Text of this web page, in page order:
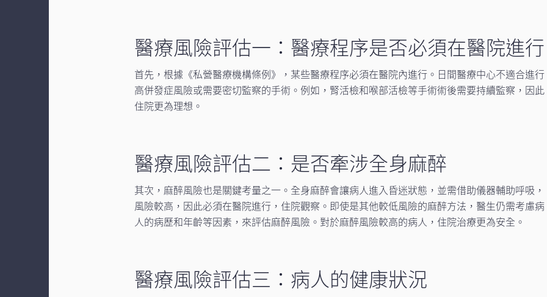
醫療風險評估一：醫療程序是否必須在醫院進行
首先，根據《私營醫療機構條例》，某些醫療程序必須在醫院內進行。日間醫療中心不適合進行
高併發症風險或需要密切監察的手術。例如，腎活檢和喉部活檢等手術術後需要持續監察，因此
住院更為理想。
醫療風險評估二：是否牽涉全身麻醉
其次，麻醉風險也是關鍵考量之一。全身麻醉會讓病人進入昏迷狀態，並需借助儀器輔助呼吸，
風險較高，因此必須在醫院進行，住院觀察。即使是其他較低風險的麻醉方法，醫生仍需考慮病
人的病歷和年齡等因素，來評估麻醉風險。對於麻醉風險較高的病人，住院治療更為安全。
醫療風險評估三：病人的健康狀況